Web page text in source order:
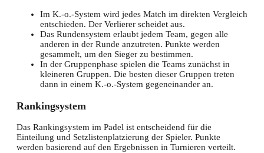
Im K.-o.-System wird jedes Match im direkten Vergleich
entschieden. Der Verlierer scheidet aus.
Das Rundensystem erlaubt jedem Team, gegen alle
anderen in der Runde anzutreten. Punkte werden
gesammelt, um den Sieger zu bestimmen.
In der Gruppenphase spielen die Teams zunächst in
kleineren Gruppen. Die besten dieser Gruppen treten
dann in einem K.-o.-System gegeneinander an.
Rankingsystem
Das Rankingsystem im Padel ist entscheidend für die
Einteilung und Setzlistenplatzierung der Spieler. Punkte
werden basierend auf den Ergebnissen in Turnieren verteilt.